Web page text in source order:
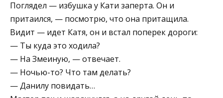
Поглядел — избушка у Кати заперта. Он и
притаился, — посмотрю, что она притащила.
Видит — идет Катя, он и встал поперек дороги:
— Ты куда это ходила?
— На Змеиную, — отвечает.
— Ночью-то? Что там делать?
— Данилу повидать…